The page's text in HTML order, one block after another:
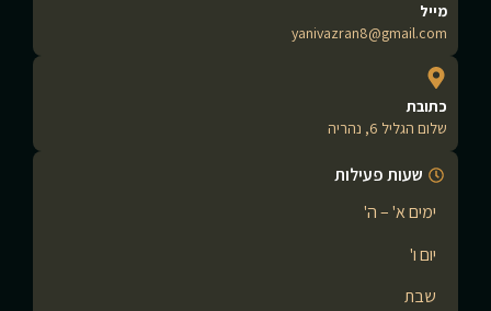
מייל
yanivazran8@gmail.com
כתובת
שלום הגליל 6, נהריה
שעות פעילות
ימים א' – ה'
יום ו'
שבת